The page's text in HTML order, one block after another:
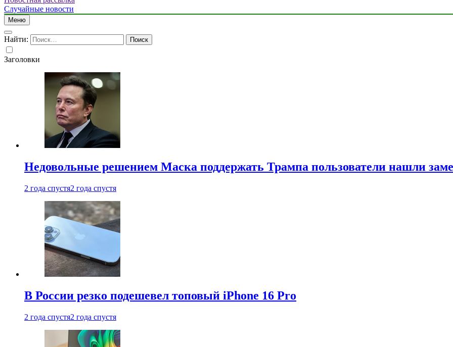
Случайные новости
Меню
Найти:
Заголовки
Недовольные решением Маска поддержать Трампа пользователи нашли
2 года спустя2 года спустя
В России резко подешевел топовый iPhone 16 Pro
2 года спустя2 года спустя